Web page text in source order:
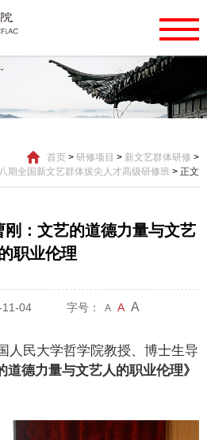
首页 > 研修项目 > 新文艺群体研修 >
期全国新文艺群体拔尖人才高级研修班 > 正文
：文艺的道德力量与文艺
职业伦理
11-04 字号： A A A
人民大学哲学院教授、博士生导
道德力量与文艺人的职业伦理》